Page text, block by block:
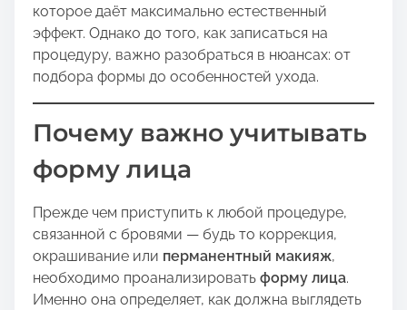
которое даёт максимально естественный
эффект. Однако до того, как записаться на
процедуру, важно разобраться в нюансах: от
подбора формы до особенностей ухода.
Почему важно учитывать
форму лица
Прежде чем приступить к любой процедуре,
связанной с бровями — будь то коррекция,
окрашивание или перманентный макияж,
необходимо проанализировать форму лица.
Именно она определяет, как должна выглядеть